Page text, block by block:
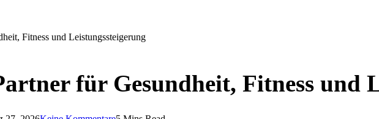
Fitness und Leistungssteigerung
für Gesundheit, Fitness und